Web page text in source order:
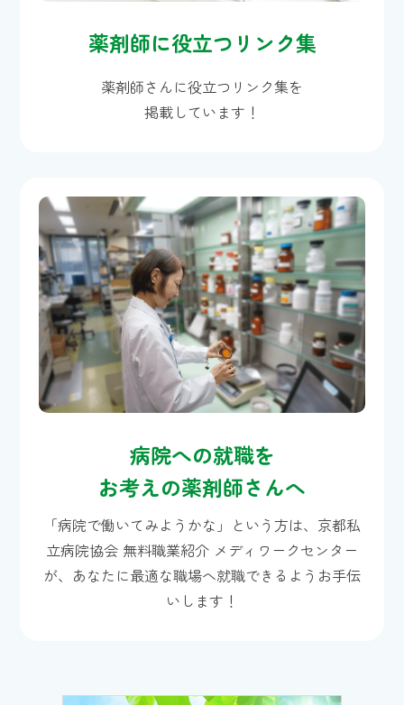
薬剤師に役立つリンク集
薬剤師さんに役立つリンク集を
掲載しています！
病院への就職を
お考えの薬剤師さんへ
「病院で働いてみようかな」という方は、 京都私
立病院協会 無料職業紹介 メディワークセンター
が、 あなたに最適な職場へ就職できるようお手伝
いします！